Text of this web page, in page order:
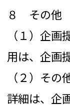
８ その他
（１）企
用は、企画
（２）そ
詳細は、企